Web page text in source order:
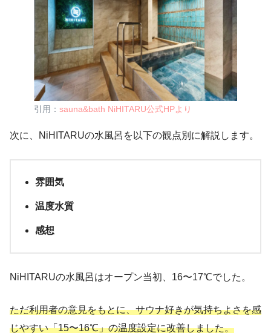
引用： sauna&bath NiHITARU公式HPより
次に、NiHITARUの水風呂を以下の観点別に解説します。
雰囲気
温度水質
感想
NiHITARUの水風呂はオープン当初、16〜17℃でした。
ただ利用者の意見をもとに、サウナ好きが気持ちよさを感
じやすい「15〜16℃」の温度設定に改善しました。